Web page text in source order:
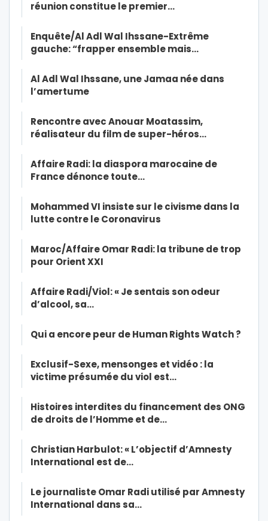
réunion constitue le premier…
Enquête/Al Adl Wal Ihssane-Extrême
gauche: “frapper ensemble mais…
Al Adl Wal Ihssane, une Jamaa née dans
l’amertume
Rencontre avec Anouar Moatassim,
réalisateur du film de super-héros…
Affaire Radi: la diaspora marocaine de
France dénonce toute…
Mohammed VI insiste sur le civisme dans la
lutte contre le Coronavirus
Maroc/Affaire Omar Radi: la tribune de trop
pour Orient XXI
Affaire Radi/Viol: « Je sentais son odeur
d’alcool, sa…
Qui a encore peur de Human Rights Watch ?
Exclusif-Sexe, mensonges et vidéo : la
victime présumée du viol est…
Histoires interdites du financement des ONG
de droits de l’Homme et de…
Christian Harbulot: « L’objectif d’Amnesty
International est de…
Le journaliste Omar Radi utilisé par Amnesty
International dans sa…